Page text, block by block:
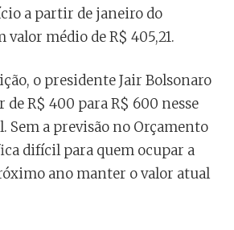
a partir de janeiro do
médio de R$ 405,21.
o presidente Jair Bolsonaro
de R$ 400 para R$ 600 nesse
Sem a previsão no Orçamento
difícil para quem ocupar a
ano manter o valor atual